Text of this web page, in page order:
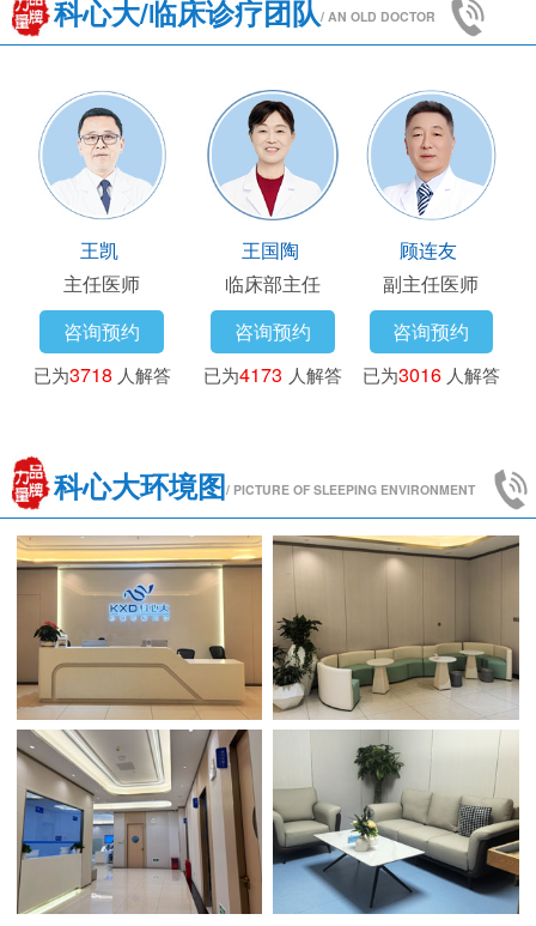
科心大/临床诊疗团队/ AN OLD DOCTOR
王凯
主任医师
咨询预约
已为3718 人解答
王国陶
临床部主任
咨询预约
已为4173 人解答
顾连友
副主任医师
咨询预约
已为3016 人解答
科心大环境图/ PICTURE OF SLEEPING ENVIRONMENT